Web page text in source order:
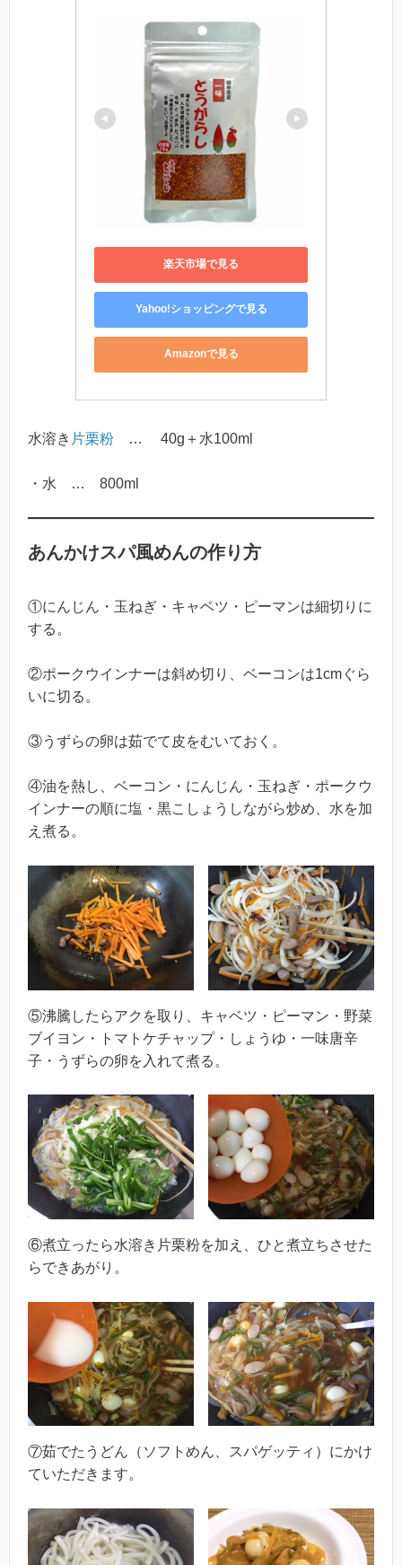
楽天市場で見る
Yahoo!ショッピングで見る
Amazonで見る
水溶き 片栗粉 … 40g＋水100ml
・水 … 800ml
あんかけスパ風めんの作り方
①にんじん・玉ねぎ・キャベツ・ピーマンは細切りに
する。
②ポークウインナーは斜め切り、ベーコンは1cmぐら
いに切る。
③うずらの卵は茹でて皮をむいておく。
④油を熱し、ベーコン・にんじん・玉ねぎ・ポークウ
インナーの順に塩・黒こしょうしながら炒め、水を加
え煮る。
⑤沸騰したらアクを取り、キャベツ・ピーマン・野菜
ブイヨン・トマトケチャップ・しょうゆ・一味唐辛
子・うずらの卵を入れて煮る。
⑥煮立ったら水溶き片栗粉を加え、ひと煮立ちさせた
らできあがり。
⑦茹でたうどん（ソフトめん、スパゲッティ）にかけ
ていただきます。